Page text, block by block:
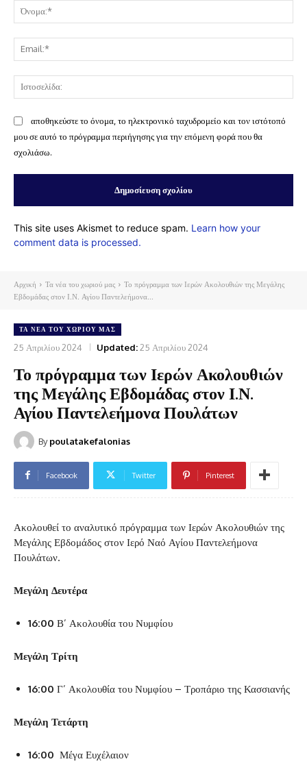
αποθηκεύστε το όνομα, το ηλεκτρονικό ταχυδρομείο και τον ιστότοπό
μου σε αυτό το πρόγραμμα περιήγησης για την επόμενη φορά που θα
σχολιάσω.
This site uses Akismet to reduce spam. Learn how your
comment data is processed.